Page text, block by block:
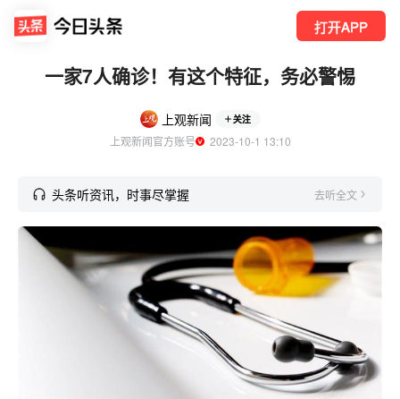
打开APP
一家7人确诊！有这个特征，务必警惕
上观新闻 关注
上观新闻官方账号
  2023-10-1 13:10
头条听资讯，时事尽掌握 去听全文